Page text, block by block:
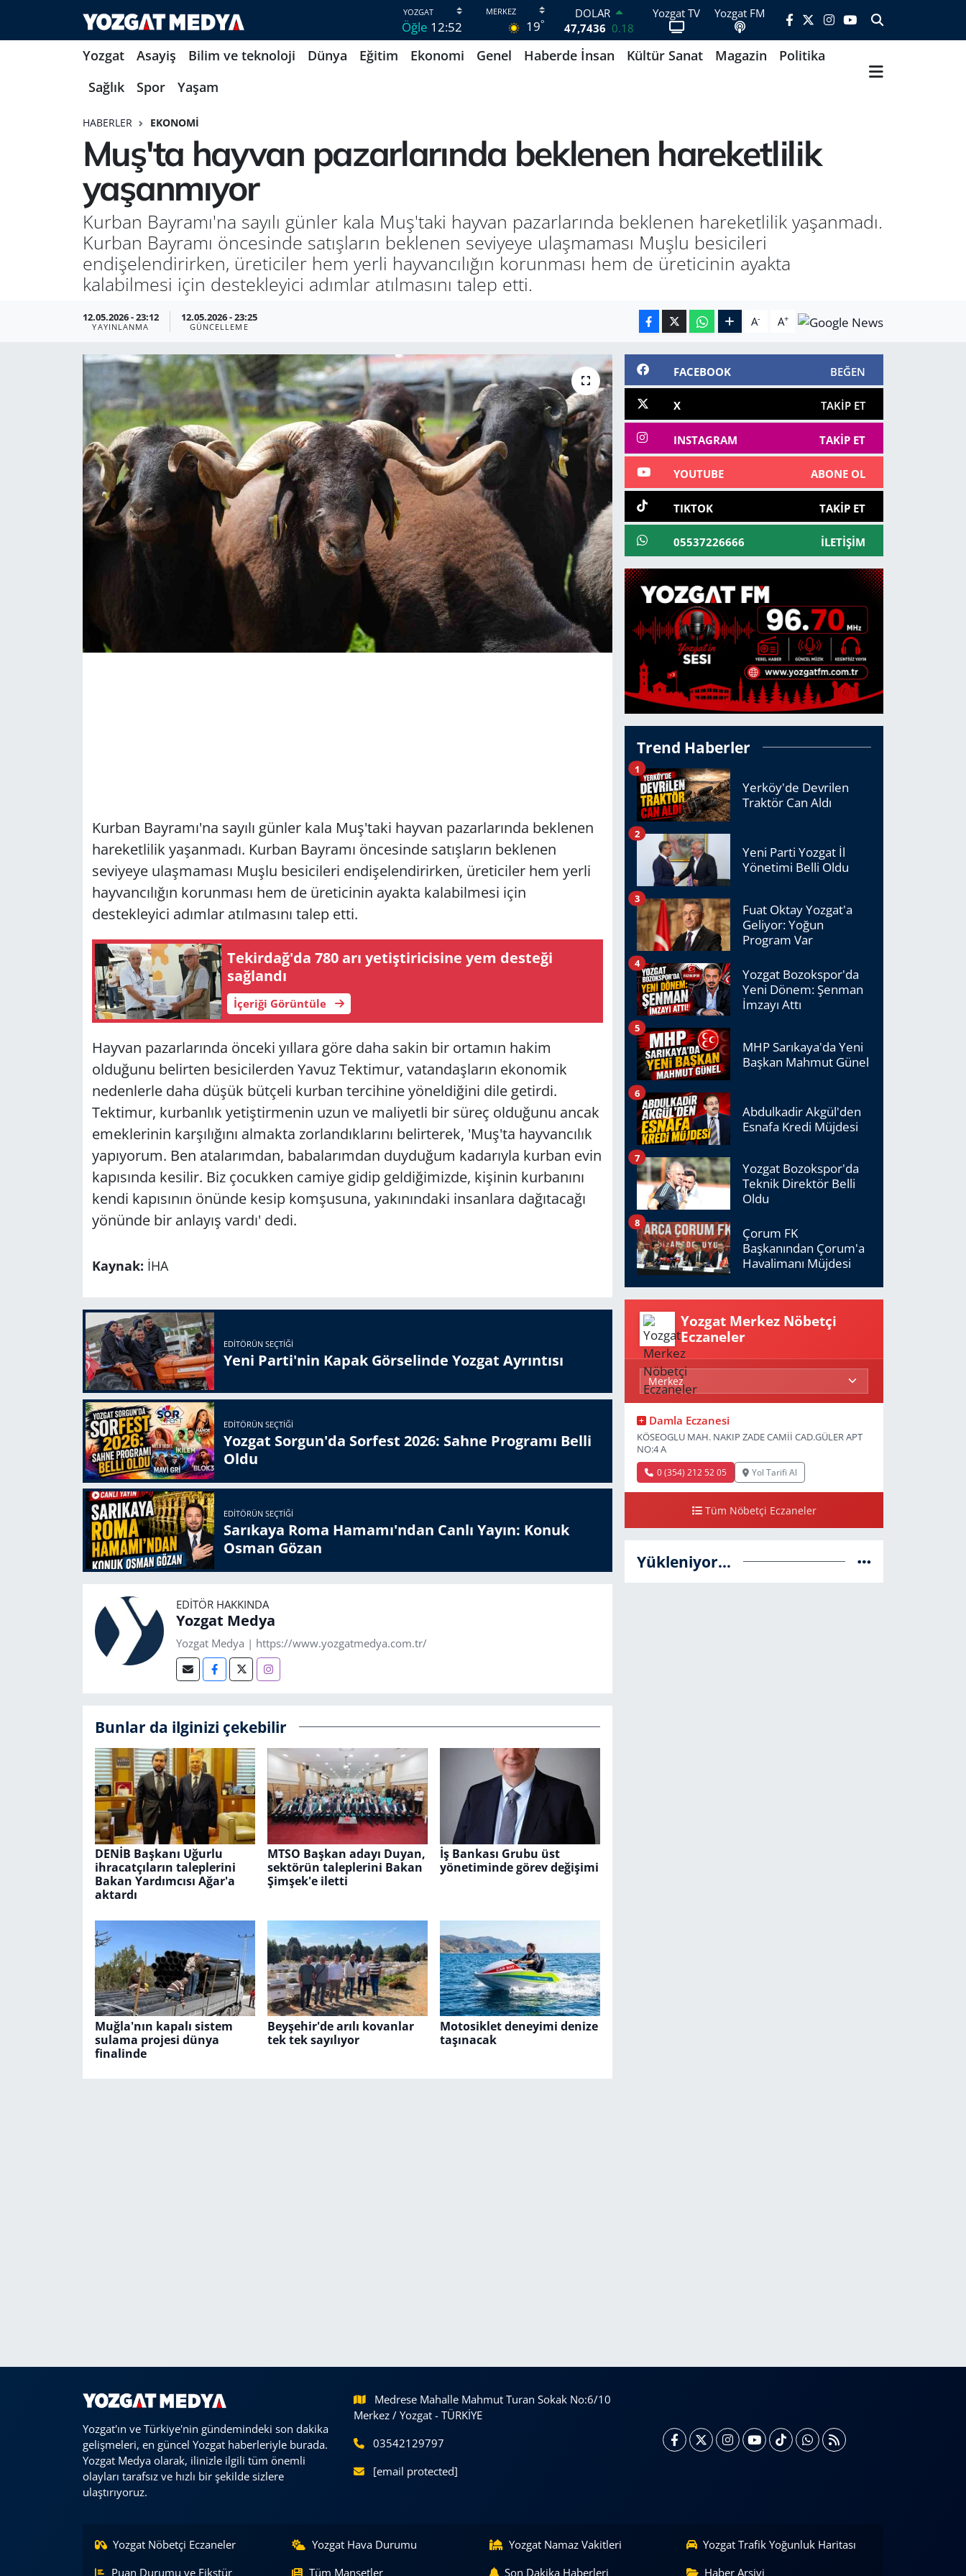
Öğle 12:52 19°
DOLAR
47,7436 0.18
EURO
55,2510 0.32
13.779 -14
BITCOIN
Yozgat TV Yozgat FM
Yozgat Asayiş Bilim ve teknoloji Dünya Eğitim Ekonomi Genel Haberde İnsan Kültür Sanat Magazin
Politika
Sağlık
Spor Yaşam
HABERLER EKONOMI
Muş'ta hayvan pazarlarında beklenen hareketlilik
yaşanmıyor
Kurban Bayramı'na sayılı günler kala Muş'taki hayvan pazarlarında beklenen hareketlilik yaşanmadı.
Kurban Bayramı öncesinde satışların beklenen seviyeye ulaşmaması Muşlu besicileri
endişelendirirken, üreticiler hem yerli hayvancılığın korunması hem de üreticinin ayakta
kalabilmesi için destekleyici adımlar atılmasını talep etti.
12.05.2026 - 23:12
YAYINLANMA
12.05.2026 - 23:25
GÜNCELLEME A- A+
Kurban Bayramı'na sayılı günler kala Muş'taki hayvan pazarlarında beklenen
hareketlilik yaşanmadı. Kurban Bayramı öncesinde satışların beklenen
seviyeye ulaşmaması Muşlu besicileri endişelendirirken, üreticiler hem yerli
hayvancılığın korunması hem de üreticinin ayakta kalabilmesi için
destekleyici adımlar atılmasını talep etti.
Tekirdağ'da 780 arı yetiştiricisine yem desteği
sağlandı
İçeriği Görüntüle
Hayvan pazarlarında önceki yıllara göre daha sakin bir ortamın hakim
olduğunu belirten besicilerden Yavuz Tektimur, vatandaşların ekonomik
nedenlerle daha düşük bütçeli kurban tercihine yöneldiğini dile getirdi.
Tektimur, kurbanlık yetiştirmenin uzun ve maliyetli bir süreç olduğunu ancak
emeklerinin karşılığını almakta zorlandıklarını belirterek, 'Muş'ta hayvancılık
yapıyorum. Ben atalarımdan, babalarımdan duyduğum kadarıyla kurban evin
kapısında kesilir. Biz çocukken camiye gidip geldiğimizde, kişinin kurbanını
kendi kapısının önünde kesip komşusuna, yakınındaki insanlara dağıtacağı
yönünde bir anlayış vardı' dedi.
Kaynak: İHA
EDITÖRÜN SEÇTIĞI
Yeni Parti'nin Kapak Görselinde Yozgat Ayrıntısı
EDITÖRÜN SEÇTIĞI
Yozgat Sorgun'da Sorfest 2026: Sahne Programı Belli
Oldu
EDITÖRÜN SEÇTIĞI
Sarıkaya Roma Hamamı'ndan Canlı Yayın: Konuk
Osman Gözan
EDITÖR HAKKINDA
Yozgat Medya
Yozgat Medya | https://www.yozgatmedya.com.tr/
Bunlar da ilginizi çekebilir
DENİB Başkanı Uğurlu
ihracatçıların taleplerini
Bakan Yardımcısı Ağar'a
aktardı
MTSO Başkan adayı Duyan,
sektörün taleplerini Bakan
Şimşek'e iletti
İş Bankası Grubu üst
yönetiminde görev değişimi
Muğla'nın kapalı sistem
sulama projesi dünya
finalinde
Beyşehir'de arılı kovanlar
tek tek sayılıyor
Motosiklet deneyimi denize
taşınacak
FACEBOOK BEĞEN
X TAKIP ET
INSTAGRAM TAKIP ET
YOUTUBE ABONE OL
TIKTOK TAKIP ET
05537226666 İLETIŞIM
Trend Haberler
Yerköy'de Devrilen
Traktör Can Aldı
1
Yeni Parti Yozgat İl
Yönetimi Belli Oldu
2
Fuat Oktay Yozgat'a
Geliyor: Yoğun
Program Var
3
Yozgat Bozokspor'da
Yeni Dönem: Şenman
İmzayı Attı
4
MHP Sarıkaya'da Yeni
Başkan Mahmut Günel
5
Abdulkadir Akgül'den
Esnafa Kredi Müjdesi
6
Yozgat Bozokspor'da
Teknik Direktör Belli
Oldu
7
Çorum FK
Başkanından Çorum'a
Havalimanı Müjdesi
8
Yozgat Merkez Nöbetçi
Eczaneler
Damla Eczanesi
KÖSEOGLU MAH. NAKIP ZADE CAMİİ CAD.GÜLER APT
NO:4 A
0 (354) 212 52 05 Yol Tarifi Al
Tüm Nöbetçi Eczaneler
Yükleniyor...
Yozgat'ın ve Türkiye'nin gündemindeki son dakika
gelişmeleri, en güncel Yozgat haberleriyle burada.
Yozgat Medya olarak, ilinizle ilgili tüm önemli
olayları tarafsız ve hızlı bir şekilde sizlere
ulaştırıyoruz.
Medrese Mahalle Mahmut Turan Sokak No:6/10
Merkez / Yozgat - TÜRKİYE
03542129797
[email protected]
Yozgat Nöbetçi Eczaneler Yozgat Hava Durumu Yozgat Namaz Vakitleri
Yozgat Trafik Yoğunluk Haritası
Puan Durumu ve Fikstür
Tüm Manşetler Son Dakika Haberleri Haber Arşivi